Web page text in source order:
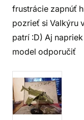
frustrácie zapnúť
pozrieť si Valkýru
patrí :D) Aj
model odporučiť